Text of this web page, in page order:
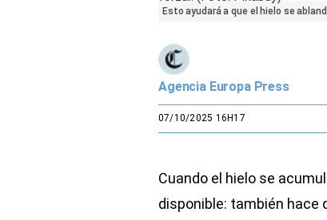
Esto ayudará a que el hielo se
Agencia Europa Press
07/10/2025 16H17
Cuando el hielo se
disponible: también hace